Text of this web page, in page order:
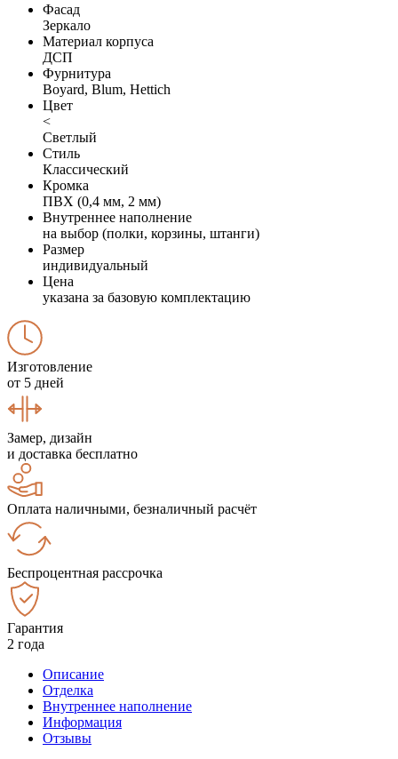
Фасад
Зеркало
Материал корпуса
ДСП
Фурнитура
Boyard, Blum, Hettich
Цвет
<
Светлый
Стиль
Классический
Кромка
ПВХ (0,4 мм, 2 мм)
Внутреннее наполнение
на выбор (полки, корзины, штанги)
Размер
индивидуальный
Цена
указана за базовую комплектацию
Изготовление
от 5 дней
Замер, дизайн
и доставка бесплатно
Оплата наличными, безналичный расчёт
Беспроцентная рассрочка
Гарантия
2 года
Описание
Отделка
Внутреннее наполнение
Информация
Отзывы